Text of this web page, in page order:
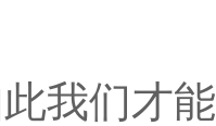
我们才